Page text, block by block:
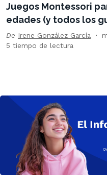
Juegos Montessori
edades (y todos los
De Irene González García
5 tiempo de lectura